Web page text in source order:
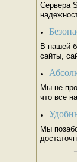
Сервера
В нашей
сайты,
Мы не
что все
Мы